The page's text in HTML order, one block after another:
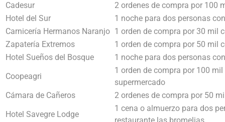
Cadesur
2 ordenes de compra por 100
Hotel del Sur
1 noche para dos personas
Carnicería Hermanos Naranjo 1 orden de compra por 30 mil
Zapatería Extremos
1 orden de compra por 50 mil
Hotel Sueños del Bosque
1 noche para dos personas
Coopeagri
1 orden de compra por 100
supermercado
Cámara de Cañeros
2 ordenes de compra por 50
Hotel Savegre Lodge
1 cena o almuerzo para dos